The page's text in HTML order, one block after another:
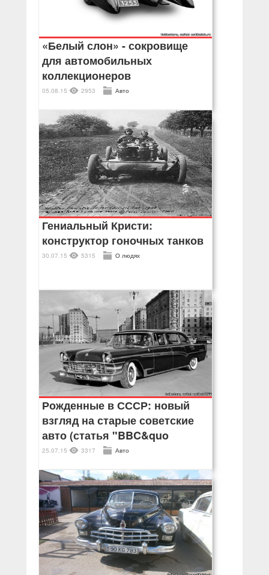
«Белый слон» - сокровище
для автомобильных
коллекционеров
05.08.15 2953 Авто
Гениальный Кристи:
конструктор гоночных танков
30.07.15 5315 О людях
Рожденные в СССР: новый
взгляд на старые советские
авто (статья "BBC&quo
25.07.15 3317 Авто